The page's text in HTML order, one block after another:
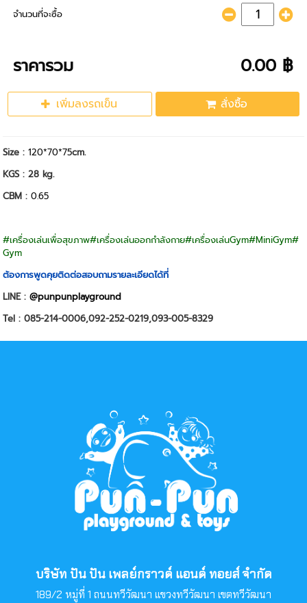
จำนวนที่จะซื้อ
ราคารวม 0.00 ฿
เพิ่มลงรถเข็น สั่งซื้อ
Size : 120*70*75cm.
KGS : 28 kg.
CBM :0.65
#เครื่องเล่นเพื่อสุขภาพ#เครื่องเล่นออกกำลังกาย#เครื่องเล่นGym#MiniGym#
Gym
ต้องการพูดคุยติดต่อสอบถามรายละเอียดได้ที่
LINE :@punpunplayground
Tel : 085-214-0006,092-252-0219,093-005-8329
บริษัท ปัน ปัน เพลย์กราวด์ แอนด์ ทอยส์ จำกัด
189/2 หมู่ที่ 1 ถนนทวีวัฒนา แขวงทวีวัฒนา เขตทวีวัฒนา